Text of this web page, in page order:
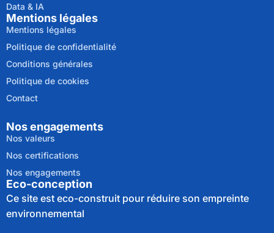
Data & IA
Mentions légales
Mentions légales
Politique de confidentialité
Conditions générales
Politique de cookies
Contact
Nos engagements
Nos valeurs
Nos certifications
Nos engagements
Eco-conception
Ce site est eco-construit pour réduire son empreinte
environnemental